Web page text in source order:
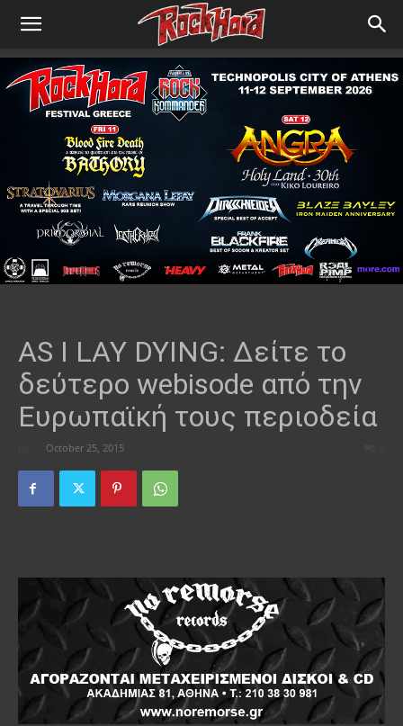
AS I LAY DYING: Δείτε το
δεύτερο webisode από την
Ευρωπαϊκή τους περιοδεία
October 25, 2015